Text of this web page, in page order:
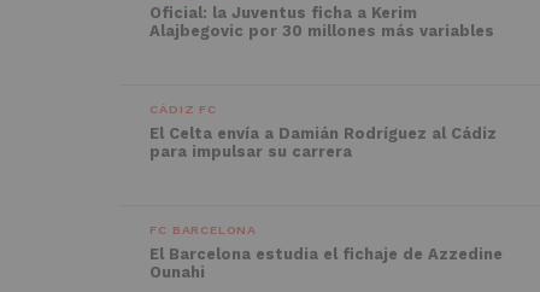
Oficial: la Juventus ficha a Kerim
Alajbegovic por 30 millones más variables
CÁDIZ FC
El Celta envía a Damián Rodríguez al Cádiz
para impulsar su carrera
FC BARCELONA
El Barcelona estudia el fichaje de Azzedine
Ounahi